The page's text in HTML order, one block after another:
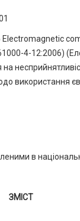
Electromagnetic
4-12:2006)
використання
в
ЗМІСТ